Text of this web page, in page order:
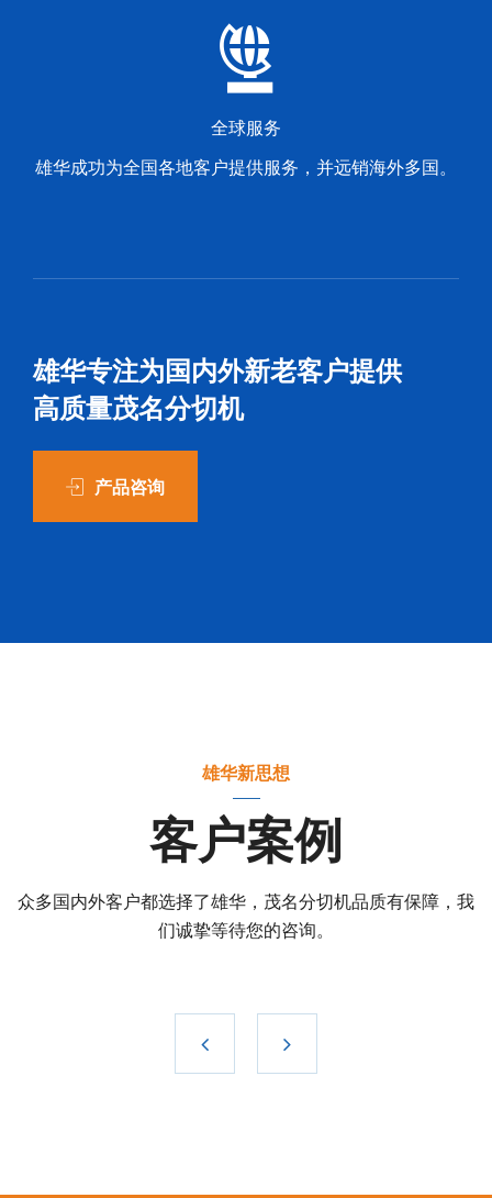
全球服务
雄华成功为全国各地客户提供服务，并远销海外多国。
雄华专注为国内外新老客户提供
高质量茂名分切机
产品咨询
雄华新思想
客户案例
众多国内外客户都选择了雄华，茂名分切机品质有保障，我
们诚挚等待您的咨询。